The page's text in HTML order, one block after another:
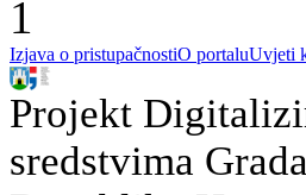
1
Izjava o pristupačnostiO portaluUvjeti
Projekt
sredstvima